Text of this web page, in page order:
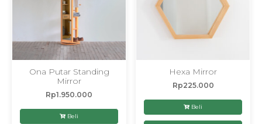
Ona Putar Standing
Mirror
Rp1.950.000
Beli
Hexa Mirror
Rp225.000
Beli